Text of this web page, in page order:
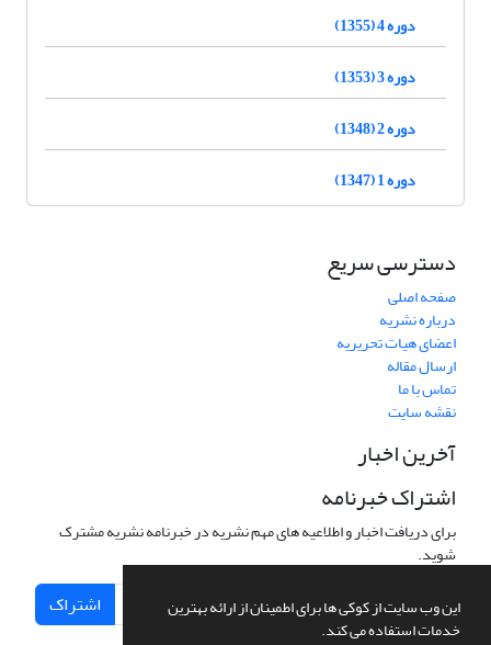
این وب سایت از کوکی ها برای اطمینان از ارائه بهترین
خدمات استفاده می کند.
دوره 4 (1355)
دوره 3 (1353)
دوره 2 (1348)
دوره 1 (1347)
دسترسی سریع
صفحه اصلی
درباره نشریه
اعضای هیات تحریریه
ارسال مقاله
تماس با ما
نقشه سایت
آخرین اخبار
اشتراک خبرنامه
برای دریافت اخبار و اطلاعیه های مهم نشریه در خبرنامه نشریه مشترک
شوید.
اشتراک